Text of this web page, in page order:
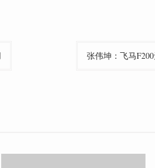
张伟坤：飞马